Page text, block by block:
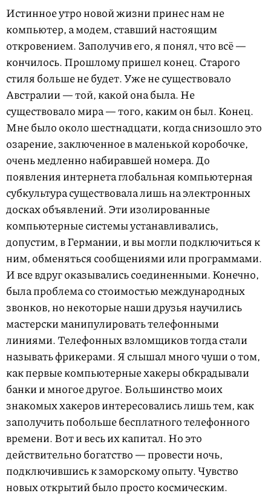
Истинное утро новой жизни принес нам не
компьютер, а модем, ставший настоящим
откровением. Заполучив его, я понял, что всё —
кончилось. Прошлому пришел конец. Старого
стиля больше не будет. Уже не существовало
Австралии — той, какой она была. Не
существовало мира — того, каким он был. Конец.
Мне было около шестнадцати, когда снизошло это
озарение, заключенное в маленькой коробочке,
очень медленно набиравшей номера. До
появления интернета глобальная компьютерная
субкультура существовала лишь на электронных
досках объявлений. Эти изолированные
компьютерные системы устанавливались,
допустим, в Германии, и вы могли подключиться к
ним, обменяться сообщениями или программами.
И все вдруг оказывались соединенными. Конечно,
была проблема со стоимостью международных
звонков, но некоторые наши друзья научились
мастерски манипулировать телефонными
линиями. Телефонных взломщиков тогда стали
называть фрикерами. Я слышал много чуши о том,
как первые компьютерные хакеры обкрадывали
банки и многое другое. Большинство моих
знакомых хакеров интересовались лишь тем, как
заполучить побольше бесплатного телефонного
времени. Вот и весь их капитал. Но это
действительно богатство — провести ночь,
подключившись к заморскому опыту. Чувство
новых открытий было просто космическим.